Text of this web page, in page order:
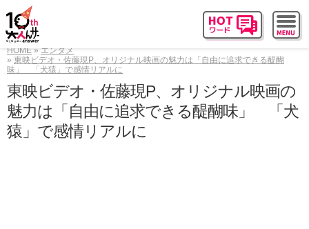
HOME
エンタメ
東映ビデオ・佐藤現P、オリジナル映画の魅力は「自由に追求できる醍醐
味」 「犬猿」で感情リアルに
東映ビデオ・佐藤現P、オリジナル映画の
魅力は「自由に追求できる醍醐味」 「犬
猿」で感情リアルに